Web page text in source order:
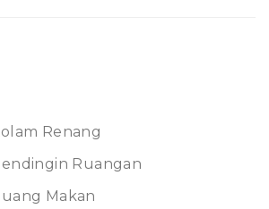
Renang
Ruangan
Makan